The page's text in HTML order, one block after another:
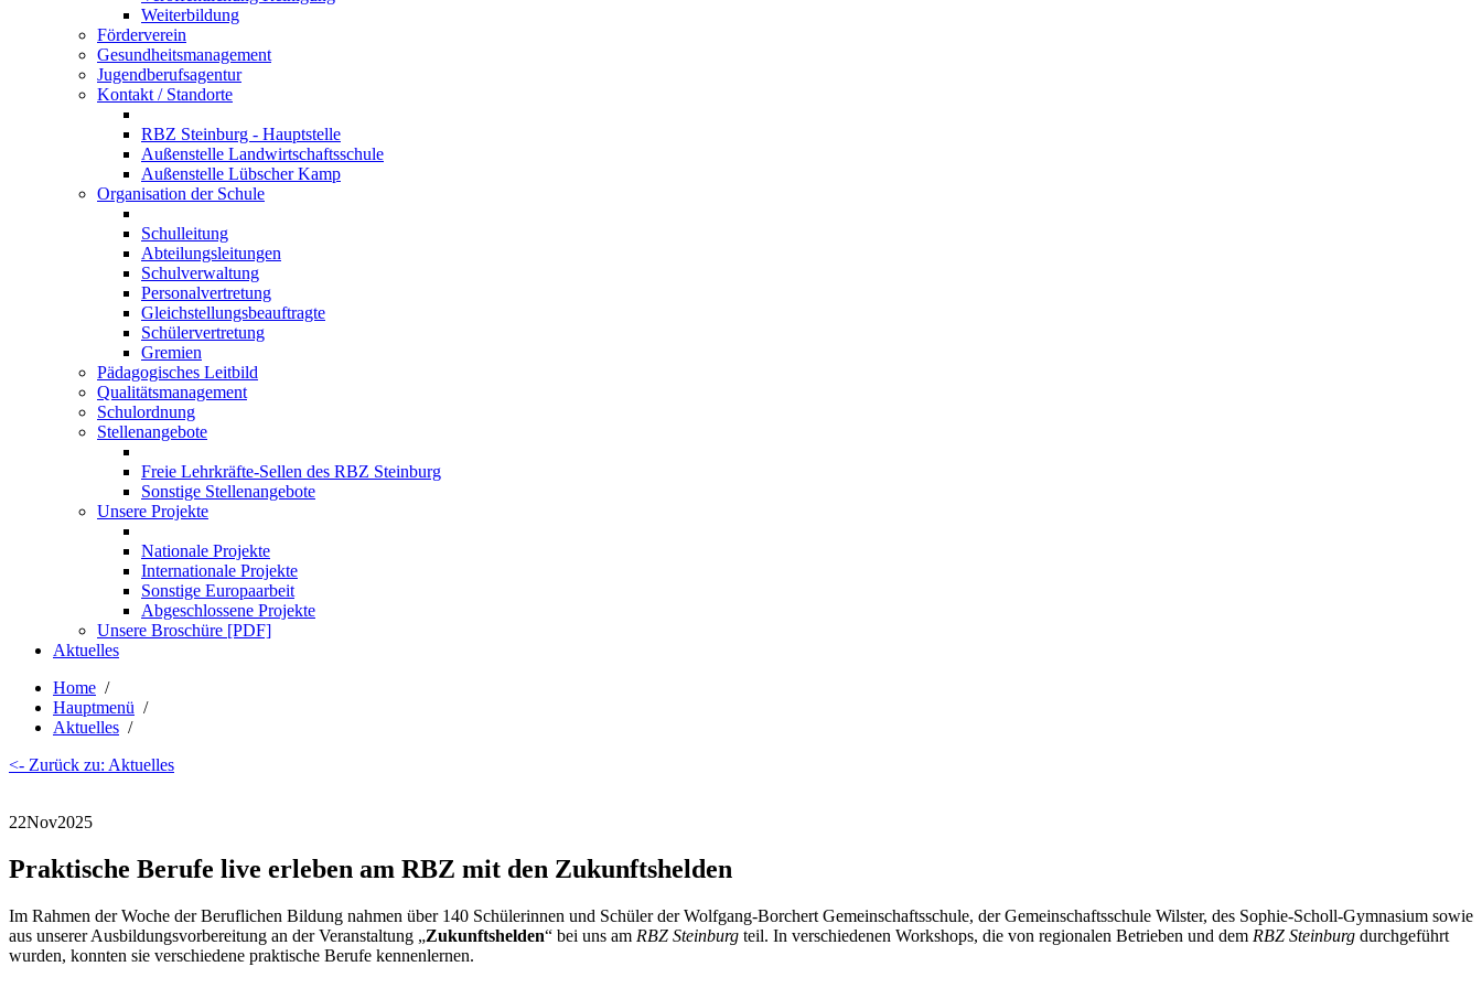
Weiterbildung
Förderverein
Gesundheitsmanagement
Jugendberufsagentur
Kontakt / Standorte
RBZ Steinburg - Hauptstelle
Außenstelle Landwirtschaftsschule
Außenstelle Lübscher Kamp
Organisation der Schule
Schulleitung
Abteilungsleitungen
Schulverwaltung
Personalvertretung
Gleichstellungsbeauftragte
Schülervertretung
Gremien
Pädagogisches Leitbild
Qualitätsmanagement
Schulordnung
Stellenangebote
Freie Lehrkräfte-Sellen des RBZ Steinburg
Sonstige Stellenangebote
Unsere Projekte
Nationale Projekte
Internationale Projekte
Sonstige Europaarbeit
Abgeschlossene Projekte
Unsere Broschüre [PDF]
Aktuelles
Home /
Hauptmenü /
Aktuelles /
<- Zurück zu: Aktuelles
22Nov2025
Praktische Berufe live erleben am RBZ mit den Zukunftshelden
Im Rahmen der Woche der Beruflichen Bildung nahmen über 140 Schülerinnen und Schüler der Wolfgang-Borchert Gemeinschaftsschule, der Gemeinschaftsschule Wilster, des Sophie-Scholl-Gymnasium sowie
aus unserer Ausbildungsvorbereitung an der Veranstaltung „Zukunftshelden“ bei uns am RBZ Steinburg teil. In verschiedenen Workshops, die von regionalen Betrieben und dem RBZ Steinburg durchgeführt
wurden, konnten sie verschiedene praktische Berufe kennenlernen.